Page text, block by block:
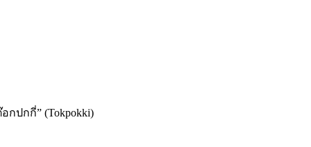
ปกกี่” (Tokpokki)